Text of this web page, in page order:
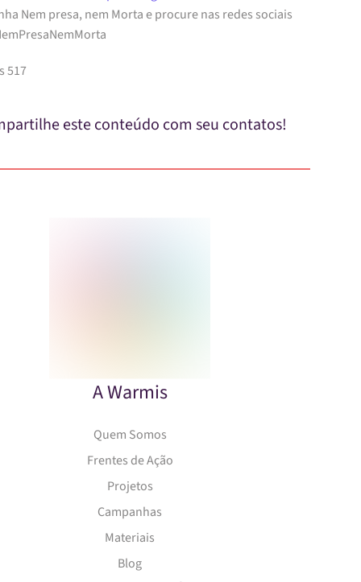
Nem presa, nem Morta e procure nas redes sociais
517
este conteúdo com seu contatos!
A Warmis
Quem Somos
Frentes de Ação
Projetos
Campanhas
Materiais
Blog